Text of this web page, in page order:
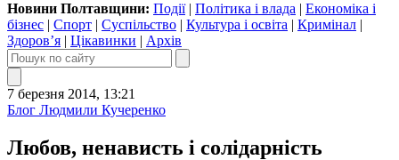
Новини Полтавщини: Події| Політика і влада | Економіка і
бізнес | Спорт | Суспільство | Культура і освіта | Кримінал |
Здоров’я | Цікавинки | Архів
7 березня 2014, 13:21
Блог Людмили Кучеренко
Любов, ненависть і солідарність